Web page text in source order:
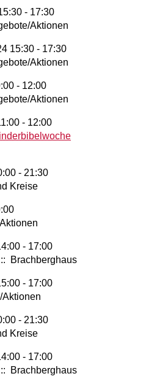
- 17:30
Aktionen
15:30 - 17:30
Aktionen
- 12:00
Aktionen
- 12:00
- 21:30
Kreise
- 17:00
Brachberghaus
- 17:00
- 21:30
Kreise
- 17:00
Brachberghaus